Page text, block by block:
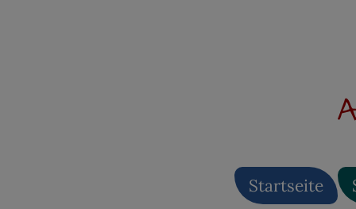
Startseite